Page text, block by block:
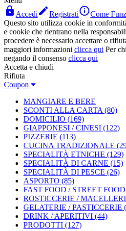
 Accedi RegistratiCome
Questo sito utilizza cookie in
e cookie che rientrano nella
procedere è necessario accettare o
maggiori informazioni clicca qui Per
negando il consenso clicca qui
Accetta e chiudi
Rifiuta
Coupon
MANGIARE E BERE
SCONTI ALLA CARTA (80)
DOMICILIO (169)
GIAPPONESI / CINESI (122)
PIZZERIE (113)
CUCINA TRADIZIONALE
SPECIALITÀ ETNICHE (129)
SPECIALITÀ DI CARNE (15)
SPECIALITÀ DI PESCE (26)
ASPORTO (85)
FAST FOOD / STREET FOOD
ROSTICCERIE /
GELATERIE / PASTICCERIE
DRINK / APERITIVI (44)
PRODOTTI (127)